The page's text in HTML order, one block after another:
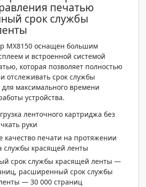
печатью
срок службы
MX8150 оснащен большим
и встроенной системой
которая позволяет полностью
отслеживать срок службы
максимального времени
устройства.
ленточного картриджа без
руки
качество печати на протяжении
службы красящей ленты
срок службы красящей ленты —
расширенный срок службы
— 30 000 страниц